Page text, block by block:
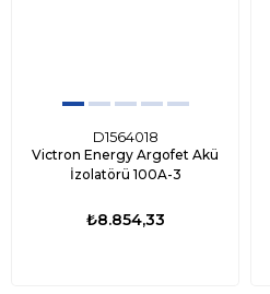
D1564018
Victron Energy Argofet Akü
İzolatörü 100A-3
₺8.854,33